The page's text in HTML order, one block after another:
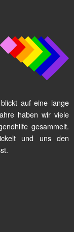
auf eine lange
haben wir viele
gesammelt.
und uns den